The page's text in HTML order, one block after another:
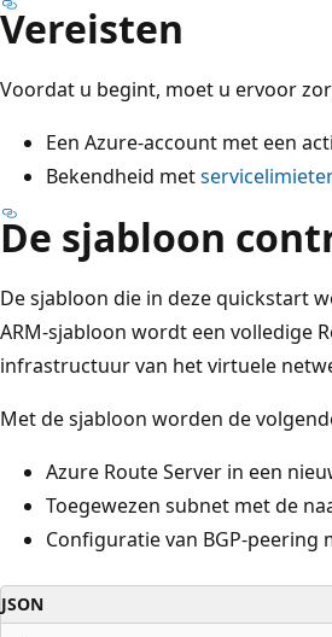
Vereisten
Voordat u begint, moet u ervoor
Een Azure-account met een
Bekendheid met
De sjabloon
De sjabloon die in deze quickstart
ARM-sjabloon wordt een volledige
infrastructuur van het virtuele
Met de sjabloon worden de
Azure Route Server in een
Toegewezen subnet met de
Configuratie van BGP-peering
JSON